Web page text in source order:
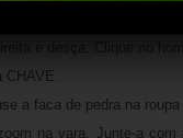
e desça. Clique no
a faca de pedra na roupa
na vara. Junte-a